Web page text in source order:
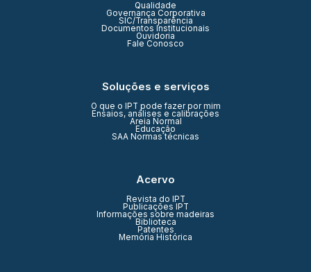
Qualidade
Governança Corporativa
SIC/Transparência
Documentos Institucionais
Ouvidoria
Fale Conosco
Soluções e serviços
O que o IPT pode fazer por mim
Ensaios, análises e calibrações
Areia Normal
Educação
SAA Normas técnicas
Acervo
Revista do IPT
Publicações IPT
Informações sobre madeiras
Biblioteca
Patentes
Memória Histórica